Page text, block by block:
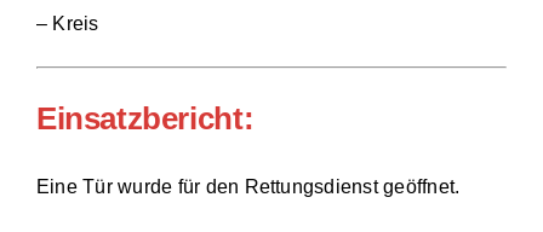
– Kreis
Einsatzbericht:
Eine Tür wurde für den Rettungsdienst geöffnet.